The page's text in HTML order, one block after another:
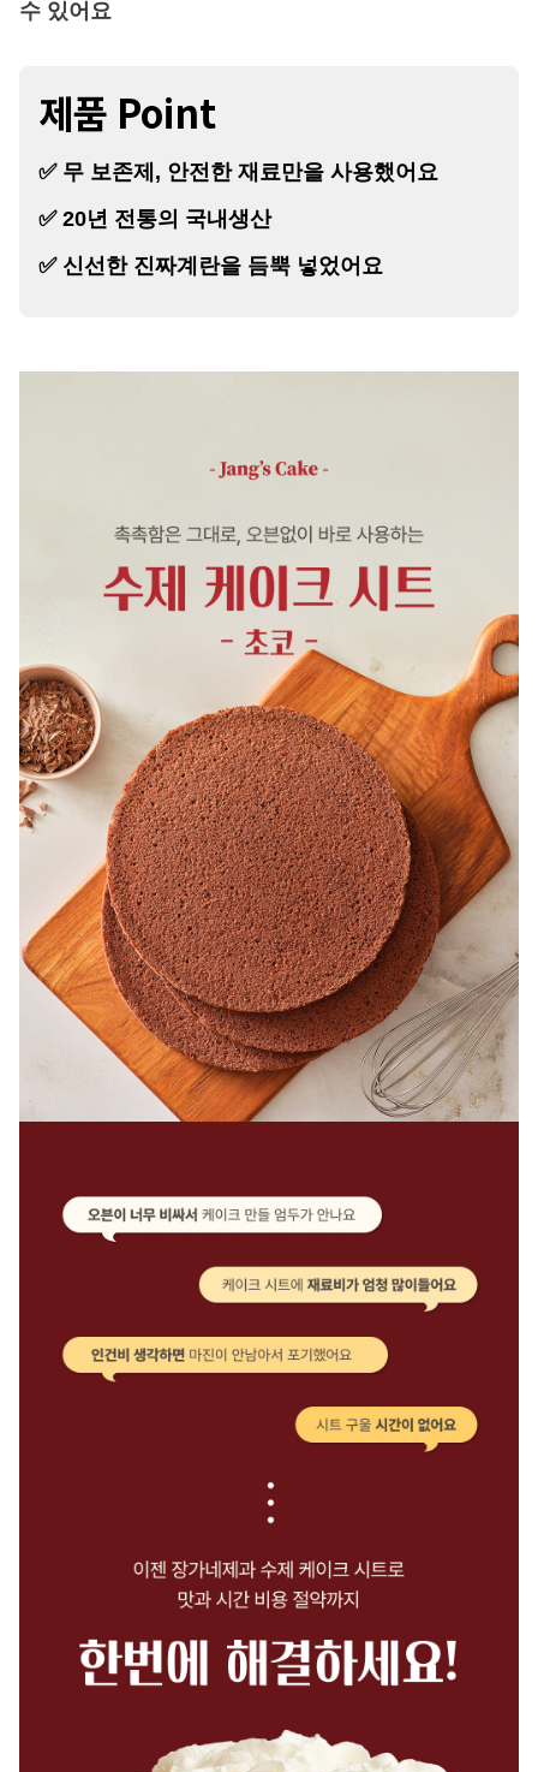
수 있어요
제품 Point
✅ 무 보존제, 안전한 재료만을 사용했어요
✅ 20년 전통의 국내생산
✅ 신선한 진짜계란을 듬뿍 넣었어요